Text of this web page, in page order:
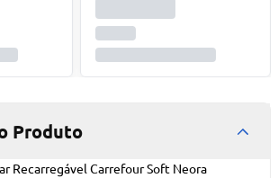
Produto
Recarregável Carrefour Soft Neora